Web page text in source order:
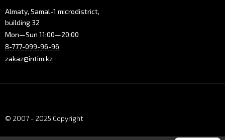
Almaty, Samal-1 microdistrict,
building 32
Mon—Sun 11:00—20:00
8-777-099-96-96
zakaz@intim.kz
© 2007 - 2025 Copyright